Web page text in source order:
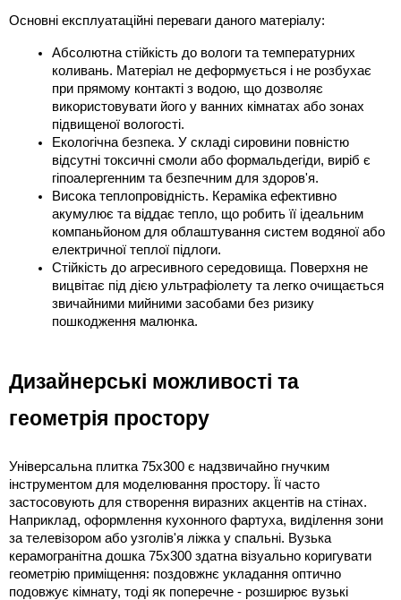
Основні експлуатаційні переваги даного матеріалу:
Абсолютна стійкість до вологи та температурних
коливань. Матеріал не деформується і не розбухає
при прямому контакті з водою, що дозволяє
використовувати його у ванних кімнатах або зонах
підвищеної вологості.
Екологічна безпека. У складі сировини повністю
відсутні токсичні смоли або формальдегіди, виріб є
гіпоалергенним та безпечним для здоров'я.
Висока теплопровідність. Кераміка ефективно
акумулює та віддає тепло, що робить її ідеальним
компаньйоном для облаштування систем водяної або
електричної теплої підлоги.
Стійкість до агресивного середовища. Поверхня не
вицвітає під дією ультрафіолету та легко очищається
звичайними мийними засобами без ризику
пошкодження малюнка.
Дизайнерські можливості та
геометрія простору
Універсальна плитка 75x300 є надзвичайно гнучким
інструментом для моделювання простору. Її часто
застосовують для створення виразних акцентів на стінах.
Наприклад, оформлення кухонного фартуха, виділення зони
за телевізором або узголів'я ліжка у спальні. Вузька
керамогранітна дошка 75x300 здатна візуально коригувати
геометрію приміщення: поздовжнє укладання оптично
подовжує кімнату, тоді як поперечне - розширює вузькі